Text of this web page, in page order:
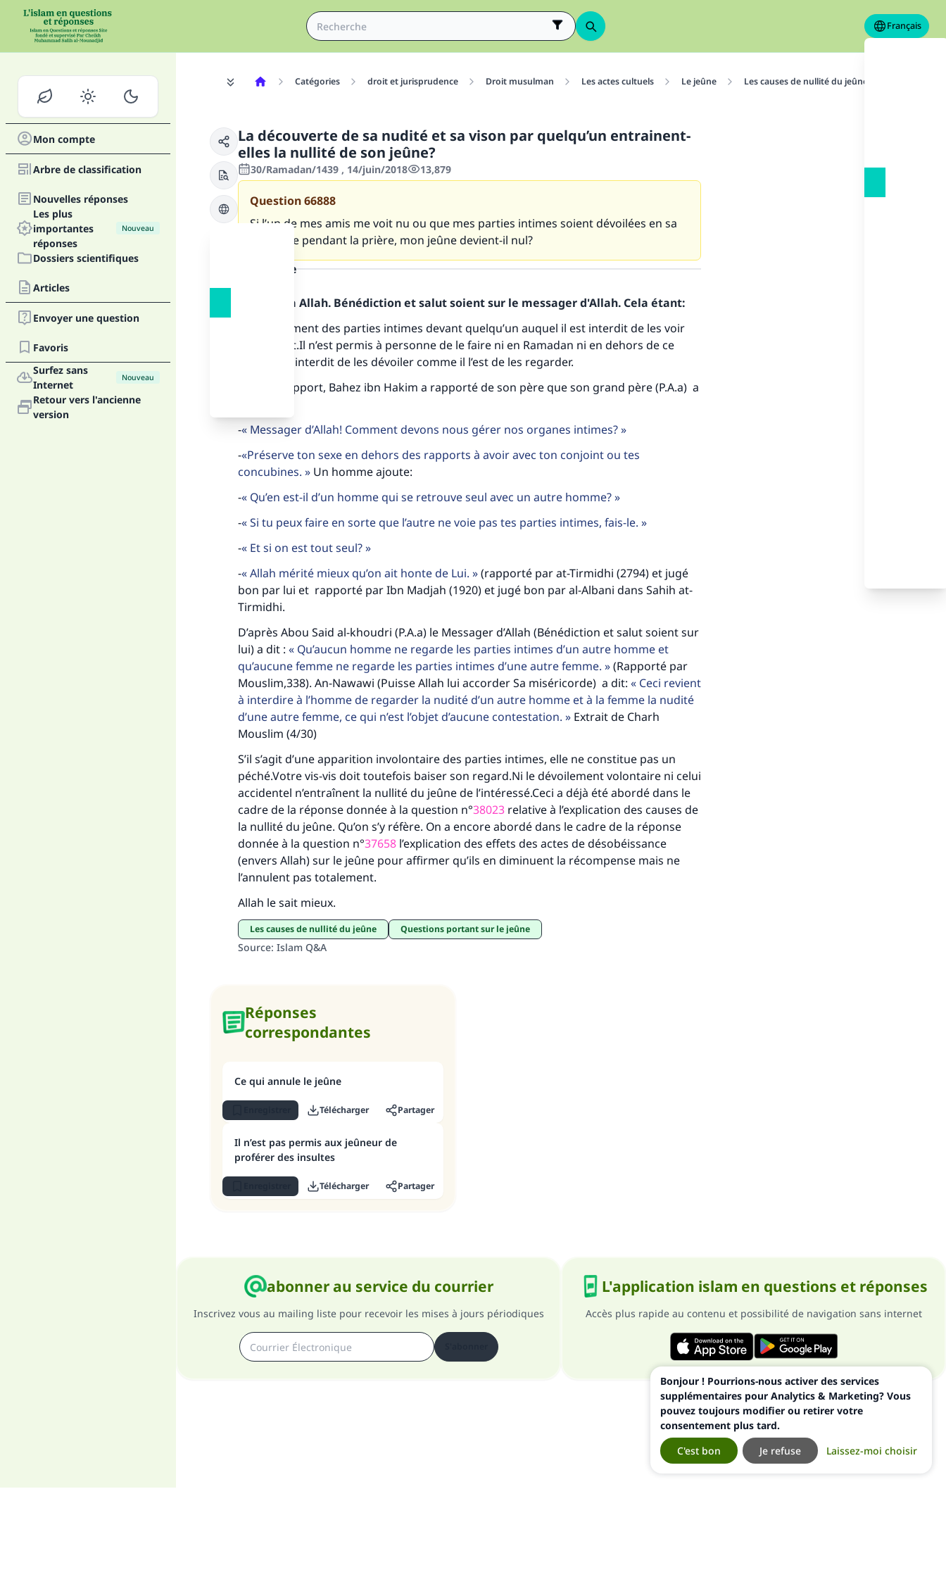
Français
Mon compte
Arbre de classification
Nouvelles réponses
Les plus
importantes
réponses
Nouveau
Dossiers scientifiques
Articles
Envoyer une question
Favoris
Surfez sans
Internet
Nouveau
Retour vers l'ancienne
version
Catégories droit et jurisprudence Droit musulman Les actes cultuels Le jeûne Les causes de nullité du jeûne
La découverte de sa nudité et sa vison par quelqu’un entrainent-
elles la nullité de son jeûne?
30/Ramadan/1439 , 14/juin/2018 13,879
Question66888
Si l’un de mes amis me voit nu ou que mes parties intimes soient dévoilées en sa
présence pendant la prière, mon jeûne devient-il nul?
la réponse
Louange à Allah. Bénédiction et salut soient sur le messager d'Allah. Cela étant:
Le dévoilement des parties intimes devant quelqu’un auquel il est interdit de les voir
est interdit.Il n’est permis à personne de le faire ni en Ramadan ni en dehors de ce
mois.Il est interdit de les dévoiler comme il l’est de les regarder.
Sous ce rapport, Bahez ibn Hakim a rapporté de son père que son grand père (P.A.a) a
- Messager d’Allah! Comment devons nous gérer nos organes intimes?
- Préserve ton sexe en dehors des rapports à avoir avec ton conjoint ou tes
concubines.
Un homme ajoute:
- Qu’en est-il d’un homme qui se retrouve seul avec un autre homme?
- Si tu peux faire en sorte que l’autre ne voie pas tes parties intimes, fais-le.
- Et si on est tout seul?
- Allah mérité mieux qu’on ait honte de Lui.
(rapporté par at-Tirmidhi (2794) et jugé
bon par lui et rapporté par Ibn Madjah (1920) et jugé bon par al-Albani dans Sahih at-
Tirmidhi.
D’après Abou Said al-khoudri (P.A.a) le Messager d’Allah (Bénédiction et salut soient sur
lui) a dit :
Qu’aucun homme ne regarde les parties intimes d’un autre homme et
qu’aucune femme ne regarde les parties intimes d’une autre femme.
(Rapporté par
Mouslim,338). An-Nawawi (Puisse Allah lui accorder Sa miséricorde) a dit:
Ceci revient
à interdire à l’homme de regarder la nudité d’un autre homme et à la femme la nudité
d’une autre femme, ce qui n’est l’objet d’aucune contestation.
Extrait de Charh
Mouslim (4/30)
S’il s’agit d’une apparition involontaire des parties intimes, elle ne constitue pas un
péché.Votre vis-vis doit toutefois baiser son regard.Ni le dévoilement volontaire ni celui
accidentel n’entraînent la nullité du jeûne de l’intéressé.Ceci a déjà été abordé dans le
cadre de la réponse donnée à la question n°38023 relative à l’explication des causes de
la nullité du jeûne. Qu’on s’y réfère. On a encore abordé dans le cadre de la réponse
donnée à la question n°37658 l’explication des effets des actes de désobéissance
(envers Allah) sur le jeûne pour affirmer qu’ils en diminuent la récompense mais ne
l’annulent pas totalement.
Allah le sait mieux.
Les causes de nullité du jeûne Questions portant sur le jeûne
Source: Islam Q&A
Réponses
correspondantes
Ce qui annule le jeûne
Télécharger Partager
Il n’est pas permis aux jeûneur de
proférer des insultes
Télécharger Partager
abonner au service du courrier
Inscrivez vous au mailing liste pour recevoir les mises à jours périodiques
L'application islam en questions et réponses
Accès plus rapide au contenu et possibilité de navigation sans internet
Faites une différence dans la vie de millions de
personnes grâce à votre contribution
Aidez nous à apporter des réponses.
que celui qui le fait."
(MOUSLIM 1893)
Soutenez IslamQA
Bonjour ! Pourrions-nous activer des services
supplémentaires pour Analytics & Marketing? Vous
pouvez toujours modifier ou retirer votre
consentement plus tard.
Laissez-moi choisir
Je refuse
C'est bon